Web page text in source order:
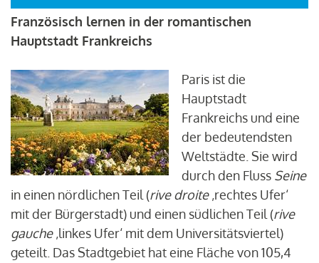
Französisch lernen in der romantischen
Hauptstadt Frankreichs
Paris ist die
Hauptstadt
Frankreichs und eine
der bedeutendsten
Weltstädte. Sie wird
durch den Fluss Seine
in einen nördlichen Teil (rive droite‚rechtes Ufer‘
mit der Bürgerstadt) und einen südlichen Teil (rive
gauche‚linkes Ufer‘ mit dem Universitätsviertel)
geteilt. Das Stadtgebiet hat eine Fläche von 105,4